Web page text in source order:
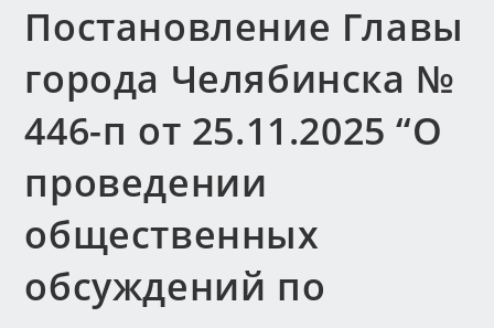
Постановление Главы
города Челябинска №
446-п от 25.11.2025 “О
проведении
общественных
обсуждений по